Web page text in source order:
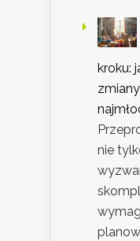
kroku:
nie